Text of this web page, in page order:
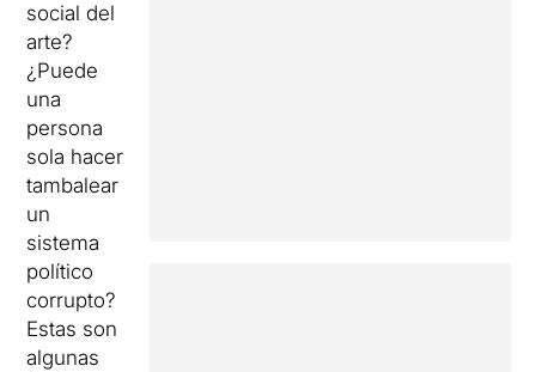
social del
arte?
¿Puede
una
persona
sola hacer
tambalear
un
sistema
político
corrupto?
Estas son
algunas